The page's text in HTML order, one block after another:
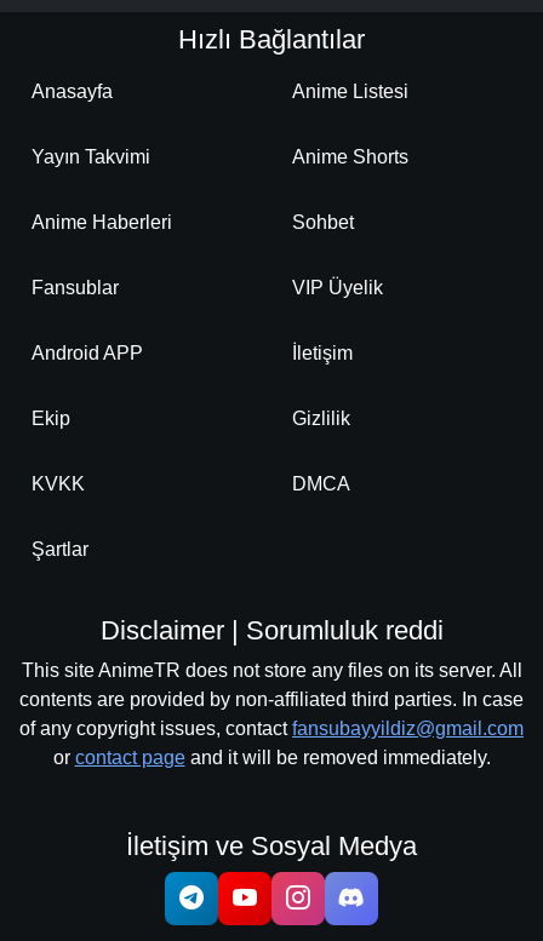
Hızlı Bağlantılar
Anasayfa Anime Listesi
Yayın Takvimi Anime Shorts
Anime Haberleri Sohbet
Fansublar VIP Üyelik
Android APP İletişim
Ekip Gizlilik
KVKK DMCA
Şartlar
Disclaimer | Sorumluluk reddi
This site AnimeTR does not store any files on its server. All
contents are provided by non-affiliated third parties. In case
of any copyright issues, contactfansubayyildiz@gmail.com
or contact pageand it will be removed immediately.
İletişim ve Sosyal Medya